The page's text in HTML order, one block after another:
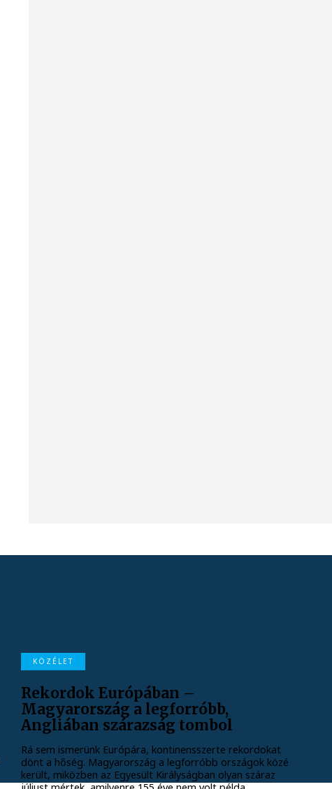
KÖZÉLET
Rekordok Európában –
Magyarország a legforróbb,
Angliában szárazság tombol
Rá sem ismerünk Európára, kontinensszerte rekordokat
dönt a hőség. Magyarország a legforróbb országok közé
került, miközben az Egyesült Királyságban olyan száraz